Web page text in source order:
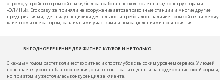
«Гром», устройство громкой связи, был разработан несколько лет назад конструкторами
«ЭЛИНЫ». Его сразу же приняли на вооружение автозаправочные станции и многие другие
предприятиями, где в силу специфики деятельности требовалось наличие громкой связи между
клиентом и оператором, различными участками и подразделениями предприятия.
ВЫГОДНОЕ РЕШЕНИЕ ДЛЯ ФИТНЕС-КЛУБОВ И НЕ ТОЛЬКО
С каждым годом растет количество фитнес и спортклубов с высоким уровнем сервиса. У людей
повышается уровень благосостояния, они готовы тратить деньги на поддержание своей формы,
но при этом и ужесточилась конкуренция за клиента.